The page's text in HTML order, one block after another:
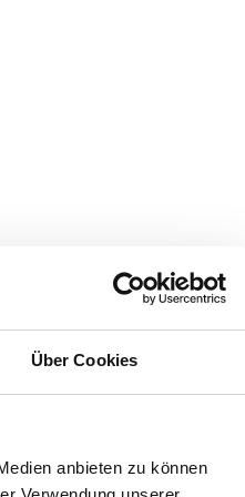
Über Cookies
anbieten zu können